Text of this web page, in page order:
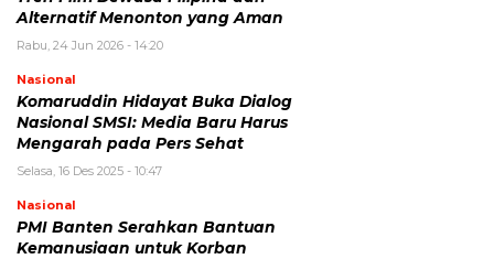
Alternatif Menonton yang Aman
Rabu, 24 Jun 2026 - 14:20
Nasional
Komaruddin Hidayat Buka Dialog
Nasional SMSI: Media Baru Harus
Mengarah pada Pers Sehat
Selasa, 16 Des 2025 - 10:47
Nasional
PMI Banten Serahkan Bantuan
Kemanusiaan untuk Korban